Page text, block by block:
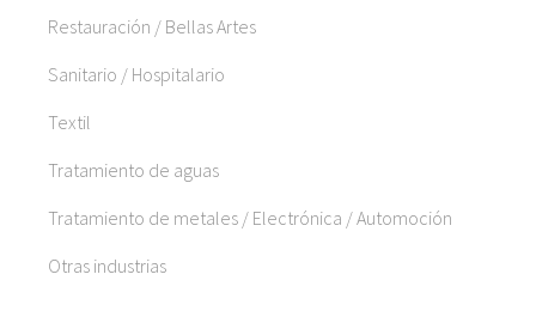
Restauración / Bellas Artes
Sanitario / Hospitalario
Textil
Tratamiento de aguas
Tratamiento de metales / Electrónica / Automoción
Otras industrias